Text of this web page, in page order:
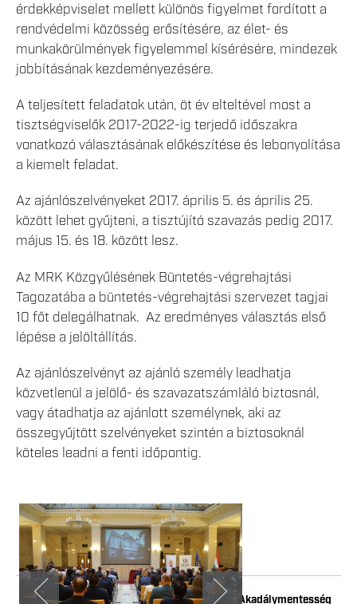
érdekképviselet mellett különös figyelmet fordított a
rendvédelmi közösség erősítésére, az élet- és
munkakörülmények figyelemmel kísérésére, mindezek
jobbításának kezdeményezésére.
A teljesített feladatok után, öt év elteltével most a
tisztségviselők 2017-2022-ig terjedő időszakra
vonatkozó választásának előkészítése és lebonyolítása
a kiemelt feladat.
Az ajánlószelvényeket 2017. április 5. és április 25.
között lehet gyűjteni, a tisztújító szavazás pedig 2017.
május 15. és 18. között lesz.
Az MRK Közgyűlésének Büntetés-végrehajtási
Tagozatába a büntetés-végrehajtási szervezet tagjai
10 főt delegálhatnak. Az eredményes választás első
lépése a jelöltállítás.
Az ajánlószelvényt az ajánló személy leadhatja
közvetlenül a jelölő- és szavazatszámláló biztosnál,
vagy átadhatja az ajánlott személynek, aki az
összegyűjtött szelvényeket szintén a biztosoknál
köteles leadni a fenti időpontig.
Impresszum Adatkezelési tájékoztató Akadálymentesség